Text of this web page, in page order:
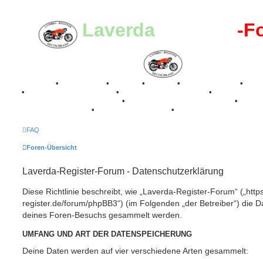
Laverda-Register -
• • • • •
•
•
•
•
•
• •
FAQ
Foren-Übersicht
Laverda-Register-Forum - Datenschutzerklärung
Diese Richtlinie beschreibt, wie „Laverda-Register-Forum“
register.de/forum/phpBB3“) (im Folgenden „der Betreiber“) die
deines Foren-Besuchs gesammelt werden.
UMFANG UND ART DER DATENSPEICHERUNG
Deine Daten werden auf vier verschiedene Arten gesammelt: